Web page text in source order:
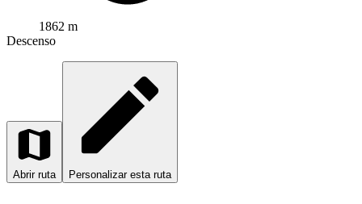
1862 m
Descenso
Abrir ruta Personalizar esta ruta